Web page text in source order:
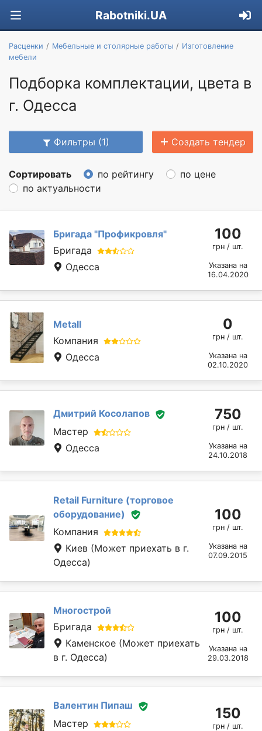
Rabotniki.UA
Расценки Мебельные и столярные работы
Изготовление
мебели
Подборка комплектации, цвета в
г. Одесса
Фильтры (1) Создать тендер
Сортировать по рейтингу
по цене
по актуальности
Бригада "Профикровля"
Бригада
Одесса
100
грн / шт.
Указана на
16.04.2020
Metall
Компания
Одесса
0
грн / шт.
Указана на
02.10.2020
Дмитрий Косолапов
Мастер
Одесса
750
грн / шт.
Указана на
24.10.2018
Retail Furniture (торговое
оборудование)
Компания
Киев (Может приехать в г.
Одесса)
100
грн / шт.
Указана на
07.09.2015
Многострой
Бригада
Каменское (Может приехать
в г. Одесса)
100
грн / шт.
Указана на
29.03.2018
Валентин Пипаш
Мастер
150
грн / шт.